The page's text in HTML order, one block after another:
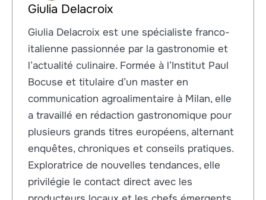
Giulia Delacroix
Giulia Delacroix est une spécialiste franco-
italienne passionnée par la gastronomie et
l’actualité culinaire. Formée à l’Institut Paul
Bocuse et titulaire d’un master en
communication agroalimentaire à Milan, elle
a travaillé en rédaction gastronomique pour
plusieurs grands titres européens, alternant
enquêtes, chroniques et conseils pratiques.
Exploratrice de nouvelles tendances, elle
privilégie le contact direct avec les